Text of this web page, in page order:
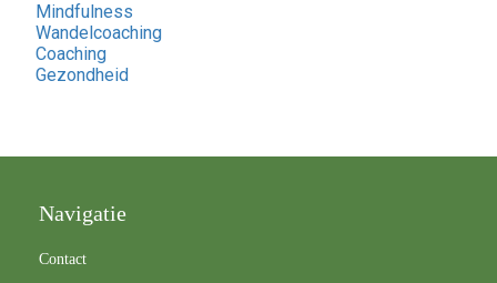
Mindfulness
Wandelcoaching
Coaching
Gezondheid
Navigatie
Contact